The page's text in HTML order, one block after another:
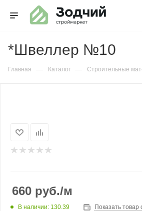
*Швеллер №10
Главная — Каталог — Строительные
660 руб./м
В наличии: 130.39 Показать товар